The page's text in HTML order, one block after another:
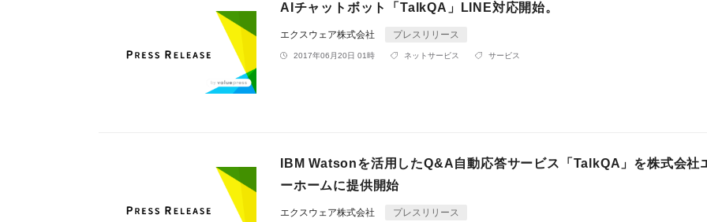
AIチャットボット「TalkQA」LINE対応開始。
エクスウェア株式会社 プレスリリース
2017年06月20日 01時 ネットサービス サービス
IBM Watsonを活用したQ&A自動応答サービス「TalkQA」を株式会社
ーホームに提供開始
エクスウェア株式会社 プレスリリース